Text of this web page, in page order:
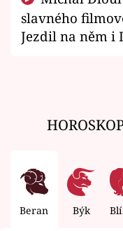
slavného
Jezdil na něm i
Beran Býk